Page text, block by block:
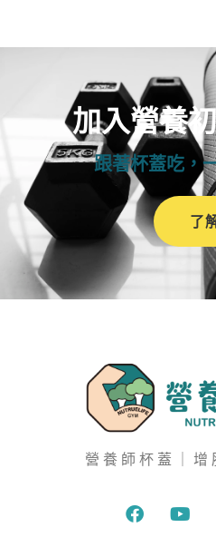
加入營養
跟著杯蓋吃，
了
營養師杯蓋｜增